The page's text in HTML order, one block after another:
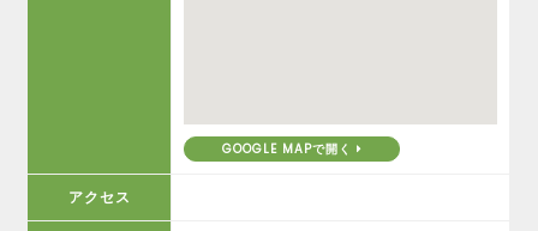
GOOGLE MAPで開く
アクセス